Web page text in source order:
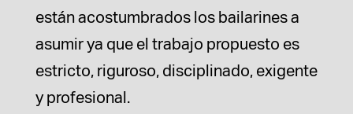
están acostumbrados los bailarines a
asumir ya que el trabajo propuesto es
estricto, riguroso, disciplinado, exigente
y profesional.